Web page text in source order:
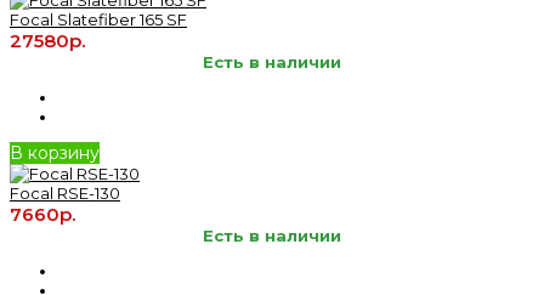
Focal Slatefiber 165 SF
27580р.
Есть в наличии
В корзину
Focal RSE-130
7660р.
Есть в наличии